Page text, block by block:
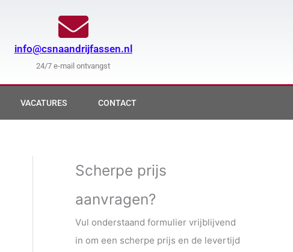
info@csnaandrijfassen.nl
24/7 e-mail ontvangst
VACATURES CONTACT
Scherpe prijs
aanvragen?
Vul onderstaand formulier vrijblijvend
in om een scherpe prijs en de levertijd